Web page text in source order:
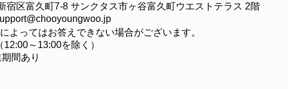
宿区富久町7-8 サンクタス市ヶ谷富久町ウエストテラス 2階
よってはお答えできない場合がございます。
～13:00を除く）
間あり